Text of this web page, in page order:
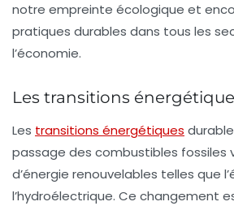
notre empreinte écologique et
pratiques durables dans tous les
l’économie.
Les transitions
Les transitions énergétiques
passage des combustibles fossiles
d’énergie renouvelables telles que
l’hydroélectrique. Ce changement